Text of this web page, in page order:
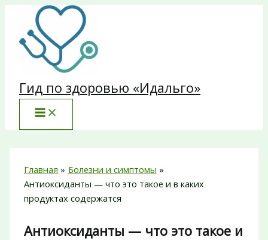
Перейти
содержимому
Гид по здоровью «Идальго»
Главная
Болезни и симптомы
Антиоксиданты — что это такое и в каких
продуктах содержатся
Антиоксиданты — что это такое и